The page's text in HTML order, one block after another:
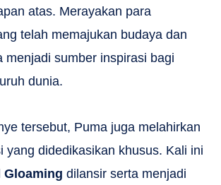
atas. Merayakan para
telah memajukan budaya dan
menjadi sumber inspirasi bagi
dunia.
tersebut, Puma juga melahirkan
yang didedikasikan khusus. Kali ini
Gloaming dilansir serta menjadi